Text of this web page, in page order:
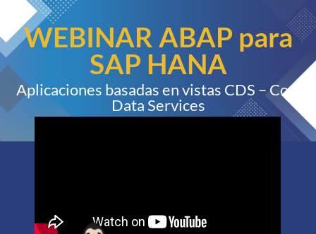
WEBINAR ABAP para
SAP HANA
Aplicaciones basadas en vistas CDS – Core
Data Services